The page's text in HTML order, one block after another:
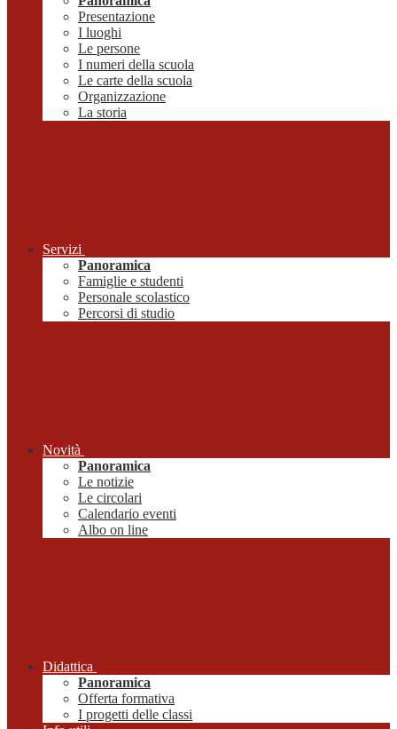
Presentazione
I luoghi
Le persone
I numeri della scuola
Le carte della scuola
Organizzazione
La storia
Servizi
Panoramica
Famiglie e studenti
Personale scolastico
Percorsi di studio
Novità
Panoramica
Le notizie
Le circolari
Calendario eventi
Albo on line
Didattica
Panoramica
Offerta formativa
I progetti delle classi